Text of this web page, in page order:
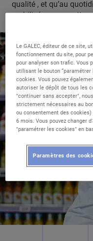
qualité , et qu’au
mobilisées avec cette
Le GALEC, éditeur de ce site,
fonctionnement du site, pour
pour analyser son trafic. Vous
utilisant le bouton “paramétrer
cookies. Vous pouvez
autoriser le dépôt de tous les
"continuer sans accepter",
strictement nécessaires au
ou consentement des
6 mois. Vous pouvez changer
"paramétrer les cookies" en
Paramètres des